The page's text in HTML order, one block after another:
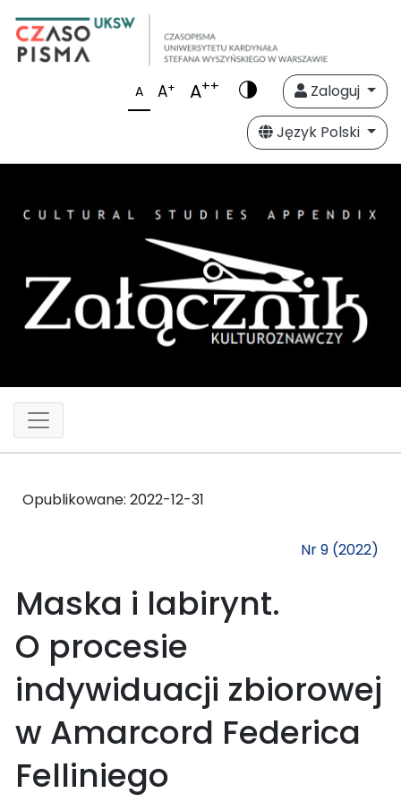
A A+ A++
Zaloguj
Język Polski
Opublikowane: 2022-12-31
Nr 9 (2022)
Maska i labirynt.
O procesie
indywiduacji zbiorowej
w Amarcord Federica
Felliniego